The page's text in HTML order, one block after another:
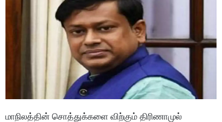
மாநிலத்தின் சொத்துக்களை விற்கும் திரிணாமுல்